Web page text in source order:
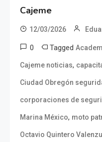
Cajeme
12/03/2026
0 Tagged
Cajeme noticias,
Ciudad Obregón
corporaciones de
Marina México, moto
Octavio Quintero